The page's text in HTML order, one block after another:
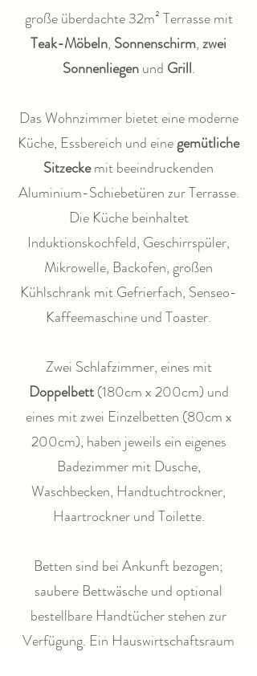
große überdachte 32m² Terrasse mit
Teak-Möbeln, Sonnenschirm,zwei
Sonnenliegenund Grill.
Das Wohnzimmer bietet eine moderne
Küche, Essbereich und einegemütliche
Sitzeckemit beeindruckenden
Aluminium-Schiebetüren zur Terrasse.
Die Küche beinhaltet
Induktionskochfeld, Geschirrspüler,
Mikrowelle, Backofen, großen
Kühlschrank mit Gefrierfach, Senseo-
Kaffeemaschine und Toaster.
Zwei Schlafzimmer, eines mit
Doppelbett(180cm x 200cm) und
eines mit zwei Einzelbetten (80cm x
200cm), haben jeweils ein eigenes
Badezimmer mit Dusche,
Waschbecken, Handtuchtrockner,
Haartrockner und Toilette.
Betten sind bei Ankunft bezogen;
saubere Bettwäsche und optional
bestellbare Handtücher stehen zur
Verfügung. Ein Hauswirtschaftsraum